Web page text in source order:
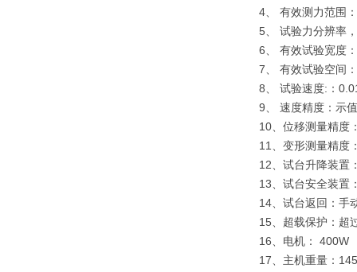
4、 有效测力范围
5、 试验力分辨率
6、 有效试验宽度
7、 有效试验空间
8、 试验速度:：
9、 速度精度：示
10、位移测量精度
11、变形测量精度
12、试台升降装置
13、试台安全装置
14、试台返回：手
15、超载保护：超
16、电机： 400W
17、主机重量：